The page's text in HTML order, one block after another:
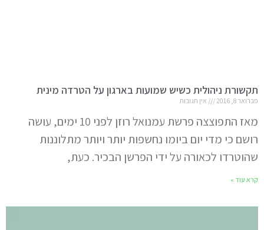
תקשורת ניהולית כשיש שמועות בארגון על הטרדה מינית
פברואר 8, 2016 אין תגובות
מאז התפוצצה פרשת עמנואל רוזן לפני 10 ימים, עושה
רושם כי מדי יום ביומו נחשפות יותר ויותר מתלוננות
שהוטרדו לכאורה על ידי הפרשן הבכיר. כעת,
קרא עוד »